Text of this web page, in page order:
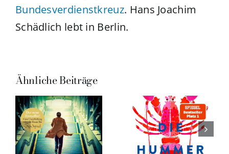
Bundesverdienstkreuz. Hans Joachim
Schädlich lebt in Berlin.
Ähnliche Beiträge